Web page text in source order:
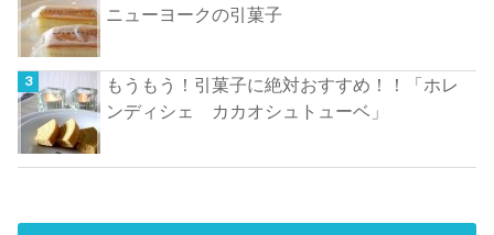
ニューヨークの引菓子
もうもう！引菓子に絶対おすすめ！！「ホレ
ンディシェ カカオシュトューベ」